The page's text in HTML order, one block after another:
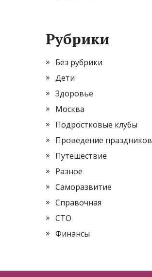
Рубрики
Без рубрики
Дети
Здоровье
Москва
Подростковые клубы
Проведение праздников
Путешествие
Разное
Саморазвитие
Справочная
СТО
Финансы